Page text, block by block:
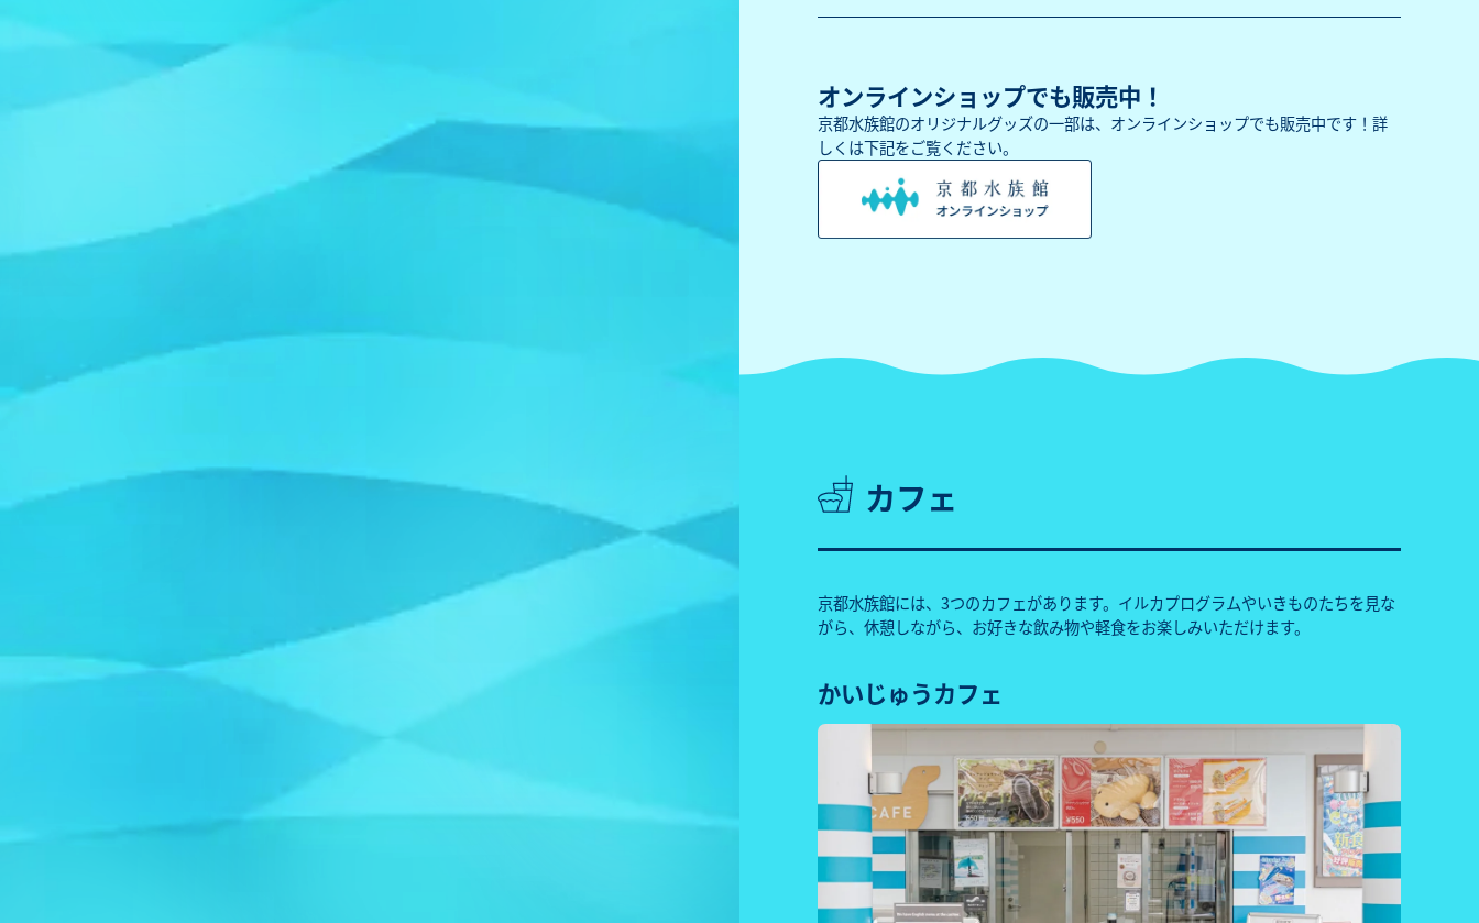
オンラインショップでも販売中！
京都水族館のオリジナルグッズの一部は、オンラインショップでも販売中です！詳
しくは下記をご覧ください。
カフェ
京都水族館には、3つのカフェがあります。イルカプログラムやいきものたちを見な
がら、休憩しながら、お好きな飲み物や軽食をお楽しみいただけます。
かいじゅうカフェ